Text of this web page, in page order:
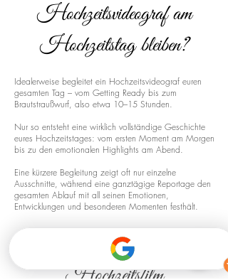
Hochzeitsvideograf am
Hochzeitstag bleiben?
Idealerweise begleitet ein Hochzeitsvideograf euren
gesamten Tag – vom Getting Ready bis zum
Brautstraußwurf, also etwa 10–15 Stunden.
Nur so entsteht eine wirklich vollständige Geschichte
eures Hochzeitstages: vom ersten Moment am Morgen
bis zu den emotionalen Highlights am Abend.
Eine kürzere Begleitung zeigt oft nur einzelne
Ausschnitte, während eine ganztägige Reportage den
gesamten Ablauf mit all seinen Emotionen,
Entwicklungen und besonderen Momenten festhält.
Drohnenaufnahmen für euren